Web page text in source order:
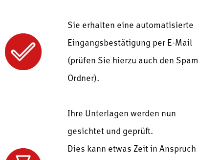
Sie erhalten eine automatisierte
Eingangsbestätigung per E-Mail
(prüfen Sie hierzu auch den Spam
Ordner).
Ihre Unterlagen werden nun
gesichtet und geprüft.
Dies kann etwas Zeit in Anspruch